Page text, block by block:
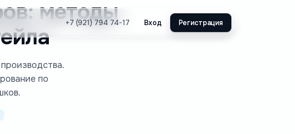
+7 (921) 794 74-17 Вход Регистрация
методы
по